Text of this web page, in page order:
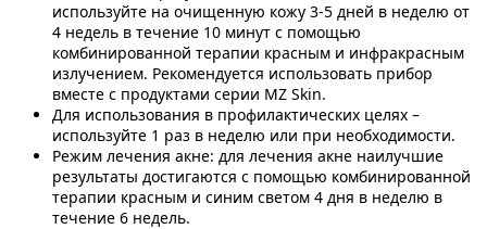
используйте на очищенную кожу 3-5 дней в неделю от
4 недель в течение 10 минут с помощью
комбинированной терапии красным и инфракрасным
излучением. Рекомендуется использовать прибор
вместе с продуктами серии MZ Skin.
Для использования в профилактических целях –
используйте 1 раз в неделю или при необходимости.
Режим лечения акне: для лечения акне наилучшие
результаты достигаются с помощью комбинированной
терапии красным и синим светом 4 дня в неделю в
течение 6 недель.